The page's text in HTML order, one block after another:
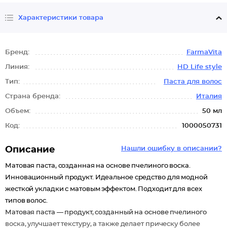
Характеристики товара
Бренд: FarmaVita
Линия: HD Life style
Тип: Паста для волос
Страна бренда: Италия
Объем: 50 мл
Код: 1000050731
Нашли ошибку в описании?
Описание
Матовая паста, созданная на основе пчелиного воска.
Инновационный продукт. Идеальное средство для модной
жесткой укладки с матовым эффектом. Подходит для всех
типов волос.
Матовая паста — продукт, созданный на основе пчелиного
воска, улучшает текстуру, а также делает прическу более